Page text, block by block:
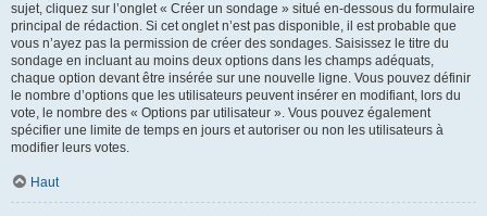
sujet, cliquez sur l’onglet « Créer un sondage » situé en-dessous du formulaire
principal de rédaction. Si cet onglet n’est pas disponible, il est probable que
vous n’ayez pas la permission de créer des sondages. Saisissez le titre du
sondage en incluant au moins deux options dans les champs adéquats,
chaque option devant être insérée sur une nouvelle ligne. Vous pouvez définir
le nombre d’options que les utilisateurs peuvent insérer en modifiant, lors du
vote, le nombre des « Options par utilisateur ». Vous pouvez également
spécifier une limite de temps en jours et autoriser ou non les utilisateurs à
modifier leurs votes.
Haut